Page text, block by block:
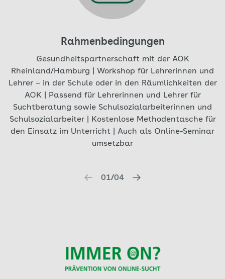
Rahmenbedingungen
Gesundheitspartnerschaft mit der AOK
Rheinland/Hamburg | Workshop für Lehrerinnen und
Lehrer – in der Schule oder in den Räumlichkeiten der
AOK | Passend für Lehrerinnen und Lehrer für
Suchtberatung sowie Schulsozialarbeiterinnen und
Schulsozialarbeiter | Kostenlose Methodentasche für
den Einsatz im Unterricht | Auch als Online-Seminar
umsetzbar
01/04